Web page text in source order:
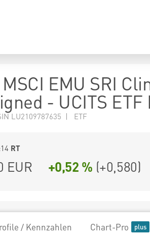
EMU SRI
- UCITS ETF
LU2109787635 | ETF
RT
EUR +0,52 % (+0,580)
/ Kennzahlen Chart-Pro